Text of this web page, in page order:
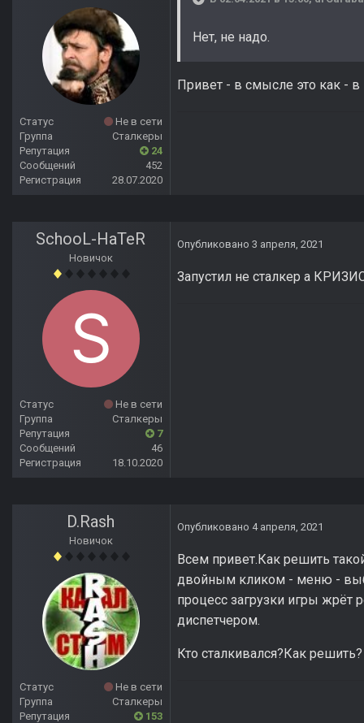
Статус
Не в сети
Группа
Сталкеры
Репутация
24
Сообщений
452
Регистрация
28.07.2020
Нет, не надо.
Привет - в смысле это как -
SchooL-HaTeR
Новичок
Статус
Не в сети
Группа
Сталкеры
Репутация
7
Сообщений
46
Регистрация
18.10.2020
Опубликовано 3 апреля, 2021
Запустил не сталкер а
D.Rash
Новичок
Статус
Не в сети
Группа
Сталкеры
Репутация
153
Опубликовано 4 апреля, 2021
Всем привет.Как решить
двойным кликом - меню -
процесс загрузки игры жрёт
диспетчером.
Кто сталкивался?Как решить?